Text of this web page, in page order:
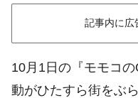
記事内に広
10月1日の『モモコ
動がひたすら街をぶ